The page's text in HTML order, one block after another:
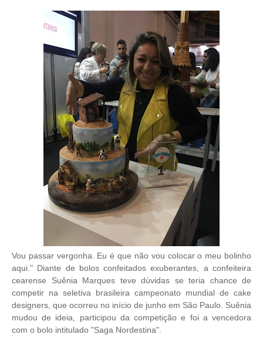
Vou passar vergonha. Eu é que não vou colocar o meu bolinho
aqui." Diante de bolos confeitados exuberantes, a confeiteira
cearense Suênia Marques teve dúvidas se teria chance de
competir na seletiva brasileira campeonato mundial de cake
designers, que ocorreu no início de junho em São Paulo. Suênia
mudou de ideia, participou da competição e foi a vencedora
com o bolo intitulado "Saga Nordestina".